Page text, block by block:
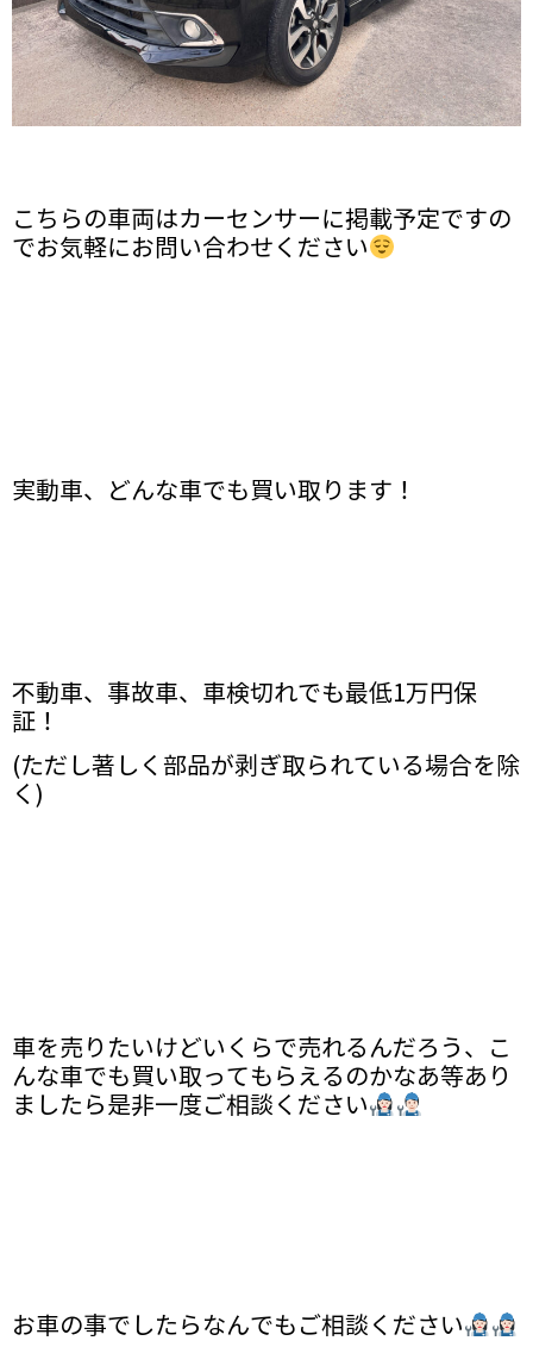
こちらの車両はカーセンサーに掲載予定ですの
でお気軽にお問い合わせください
実動車、どんな車でも買い取ります！
不動車、事故車、車検切れでも最低1万円保
証！
(ただし著しく部品が剥ぎ取られている場合を除
く)
車を売りたいけどいくらで売れるんだろう、こ
んな車でも買い取ってもらえるのかなあ等あり
ましたら是非一度ご相談ください
お車の事でしたらなんでもご相談ください